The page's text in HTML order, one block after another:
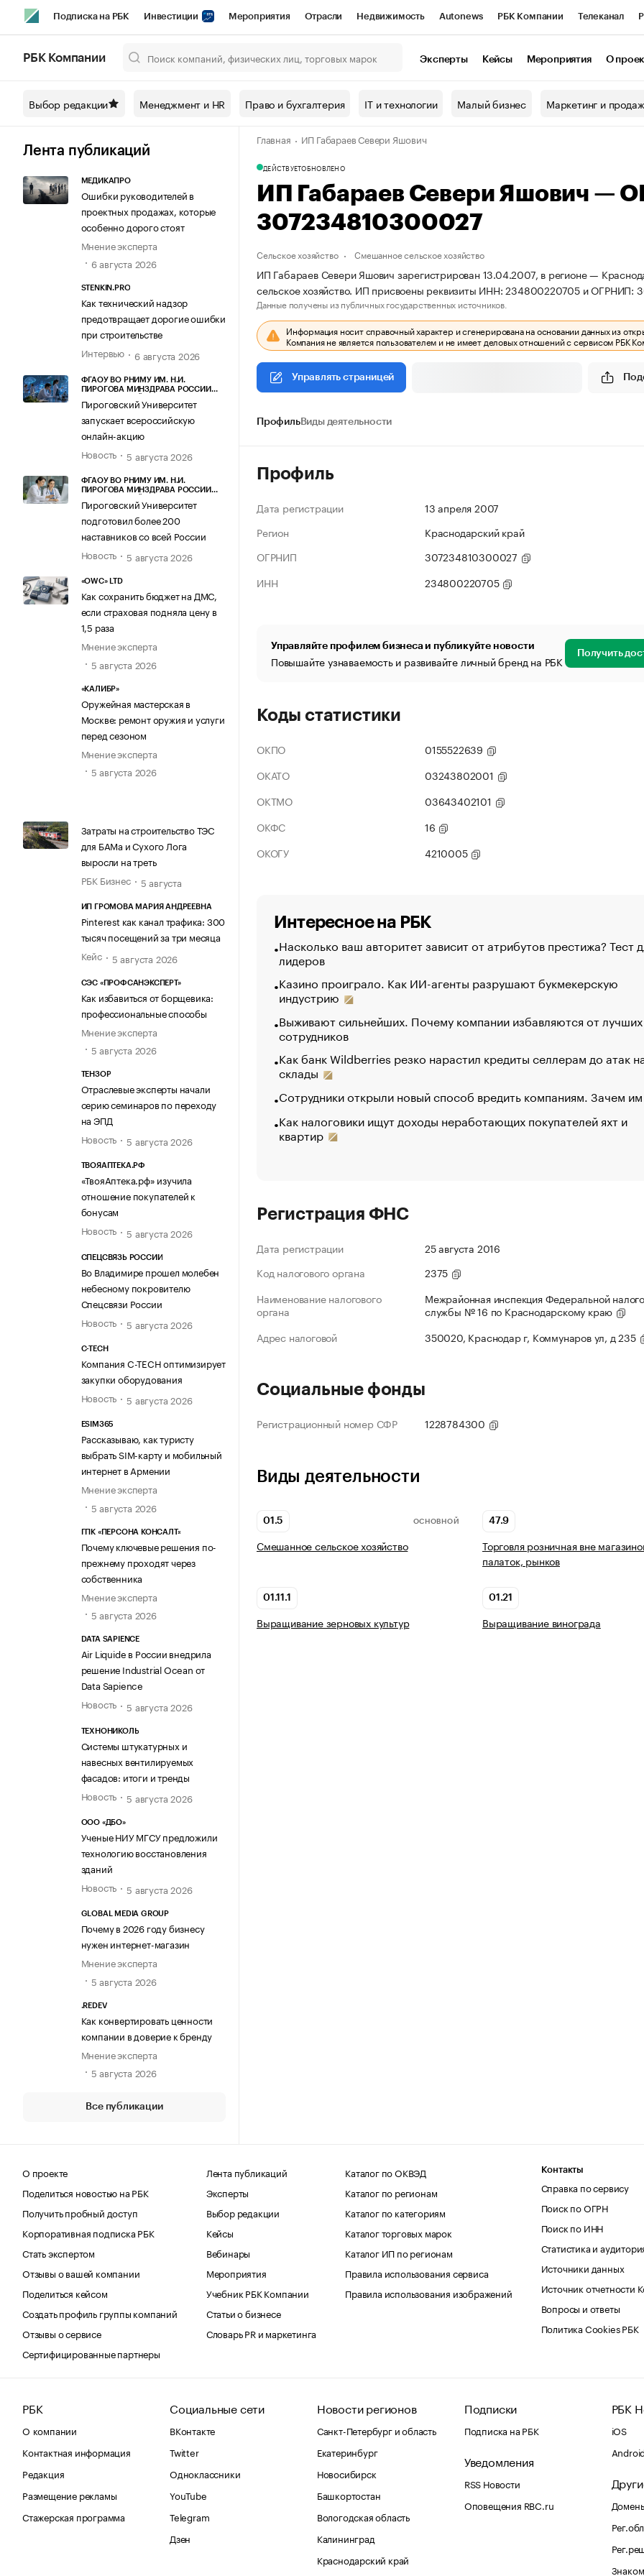
Подписка на РБК Инвестиции Мероприятия Отрасли Недвижимость Autonews РБК Компании Телеканал
Спецпроекты СПб Конференции СПб Спецпроекты Проверка контрагентов
Технологии и медиа Рынок наличной валюты
РБК Компании Эксперты Кейсы Мероприятия О
Выбор редакции Менеджмент и HR Право и бухгалтерия IT и технологии Малый бизнес Маркетинг и
Лента публикаций
МЕДИКАПРО
Ошибки руководителей в
проектных продажах, которые
особенно дорого стоят
Мнение эксперта
6 августа 2026
STENKIN.PRO
Как технический надзор
предотвращает дорогие ошибки
при строительстве
Интервью
6 августа 2026
ФГАОУ ВО РНИМУ ИМ. Н.И.
ПИРОГОВА МИНЗДРАВА РОССИИ
Пироговский Университет
запускает всероссийскую
онлайн-акцию
Новость
5 августа 2026
ФГАОУ ВО РНИМУ ИМ. Н.И.
ПИРОГОВА МИНЗДРАВА РОССИИ
Пироговский Университет
подготовил более 200
наставников со всей России
Новость
5 августа 2026
«OWC» LTD
Как сохранить бюджет на ДМС,
если страховая подняла цену в
1,5 раза
Мнение эксперта
5 августа 2026
«КАЛИБР»
Оружейная мастерская в
Москве: ремонт оружия и услуги
перед сезоном
Мнение эксперта
5 августа 2026
Затраты на строительство ТЭС
для БАМа и Сухого Лога
выросли на треть
РБК Бизнес
5 августа
ИП ГРОМОВА МАРИЯ АНДРЕЕВНА
Pinterest как канал трафика: 300
тысяч посещений за три месяца
Кейс
5 августа 2026
СЭС «ПРОФСАНЭКСПЕРТ»
Как избавиться от борщевика:
профессиональные способы
Мнение эксперта
5 августа 2026
ТЕНЗОР
Отраслевые эксперты начали
серию семинаров по переходу
на ЭПД
Новость
5 августа 2026
ТВОЯАПТЕКА.РФ
«ТвояАптека.рф» изучила
отношение покупателей к
бонусам
Новость
5 августа 2026
СПЕЦСВЯЗЬ РОССИИ
Во Владимире прошел молебен
небесному покровителю
Спецсвязи России
Новость
5 августа 2026
C-TECH
Компания C-TECH оптимизирует
закупки оборудования
Новость
5 августа 2026
ESIM365
Рассказываю, как туристу
выбрать SIM-карту и мобильный
интернет в Армении
Мнение эксперта
5 августа 2026
ГПК «ПЕРСОНА КОНСАЛТ»
Почему ключевые решения по-
прежнему проходят через
собственника
Мнение эксперта
5 августа 2026
DATA SAPIENCE
Air Liquide в России внедрила
решение Industrial Ocean от
Data Sapience
Новость
5 августа 2026
ТЕХНОНИКОЛЬ
Системы штукатурных и
навесных вентилируемых
фасадов: итоги и тренды
Новость
5 августа 2026
ООО «ДБО»
Ученые НИУ МГСУ предложили
технологию восстановления
зданий
Новость
5 августа 2026
GLOBAL MEDIA GROUP
Почему в 2026 году бизнесу
нужен интернет-магазин
Мнение эксперта
5 августа 2026
.REDEV
Как конвертировать ценности
компании в доверие к бренду
Мнение эксперта
5 августа 2026
Все публикации
Главная ИП Габараев Севери Яшович
ДЕЙСТВУЕТОБНОВЛЕНО
ИП Габараев Севери Яшович —
307234810300027
Сельское хозяйство Смешанное сельское хозяйство
ИП Габараев Севери Яшович зарегистрирован 13.04.2007, в регионе —
сельское хозяйство. ИП присвоены реквизиты ИНН: 234800220705 и ОГРНИП:
Данные получены из публичных государственных источников.
Информация носит справочный характер и сгенерирована на основании данных из
Компания не является пользователем и не имеет деловых отношений с сервисом РБК
Управлять страницей
ПрофильВиды деятельности
Профиль
Дата регистрации
13 апреля 2007
Регион
Краснодарский край
ОГРНИП
307234810300027
ИНН
234800220705
Управляйте профилем бизнеса и публикуйте новости
Повышайте узнаваемость и развивайте личный бренд на РБК Получить
Коды статистики
ОКПО
0155522639
ОКАТО
03243802001
ОКТМО
03643402101
ОКФС
16
ОКОГУ
4210005
Интересное на РБК
Насколько ваш авторитет зависит от атрибутов престижа? Тест
лидеров
Казино проиграло. Как ИИ-агенты разрушают букмекерскую
индустрию
Выживают сильнейших. Почему компании избавляются от лучших
сотрудников
Как банк Wildberries резко нарастил кредиты селлерам до атак
склады
Сотрудники открыли новый способ вредить компаниям. Зачем
Как налоговики ищут доходы неработающих покупателей яхт и
квартир
Регистрация ФНС
Дата регистрации
25 августа 2016
Код налогового органа
2375
Наименование налогового
органа
Межрайонная инспекция Федеральной
службы № 16 по Краснодарскому краю
Адрес налоговой
350020, Краснодар г, Коммунаров ул, д 235
Социальные фонды
Регистрационный номер СФР 1228784300
Виды деятельности
01.5 ОСНОВНОЙ
Смешанное сельское хозяйство
47.9
Торговля розничная вне
палаток, рынков
01.11.1
Выращивание зерновых культур
01.21
Выращивание винограда
О проекте
Поделиться новостью на РБК
Получить пробный доступ
Корпоративная подписка РБК
Стать экспертом
Отзывы о вашей компании
Поделиться кейсом
Создать профиль группы компаний
Отзывы о сервисе
Сертифицированные партнеры
Лента публикаций
Эксперты
Выбор редакции
Кейсы
Вебинары
Мероприятия
Учебник РБК Компании
Статьи о бизнесе
Словарь PR и маркетинга
Каталог по ОКВЭД
Каталог по регионам
Каталог по категориям
Каталог торговых марок
Каталог ИП по регионам
Правила использования сервиса
Правила использования изображений
Контакты
Справка по сервису
Поиск по ОГРН
Поиск по ИНН
Статистика и
Источники данных
Источник отчетности
Вопросы и ответы
Политика Cookies РБК
РБК
О компании
Контактная информация
Редакция
Размещение рекламы
Стажерская программа
Социальные сети
ВКонтакте
Twitter
Одноклассники
YouTube
Telegram
Дзен
Новости регионов
Санкт-Петербург и область
Екатеринбург
Новосибирск
Башкортостан
Вологодская область
Калининград
Краснодарский край
Подписки
Подписка на РБК
Уведомления
RSS Новости
Оповещения RBC.ru
РБК
iOS